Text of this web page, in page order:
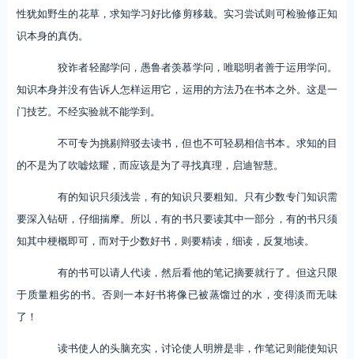
性犹如野生的花草，求知学习好比修剪移栽。实习尝试则可检验修正知
识本身的真伪。
狡诈者轻鄙学问，愚鲁者羡慕学问，唯聪明者善于运用学问。
知识本身并没有告诉人怎样运用它，运用的方法乃在书本之外。这是一
门技艺。不经实验就不能学到。
不可专为挑剔辩驳去读书，但也不可轻易相信书本。求知的目
的不是为了吹嘘炫耀，而应该是为了寻找真理，启迪智慧。
有的知识只须浅尝，有的知识只要粗知。只有少数专门知识需
要深入钻研，仔细揣摩。所以，有的书只要读其中一部分，有的书只须
知其中梗概即可，而对于少数好书，则要精读，细读，反复地读。
有的书可以请人代读，然后看他的笔记摘要就行了。但这只限
于质量粗劣的书。否则一本好书将像已被蒸馏过的水，变得淡而无味
了！
读书使人的头脑充实，讨论使人明辨是非，作笔记则能使知识